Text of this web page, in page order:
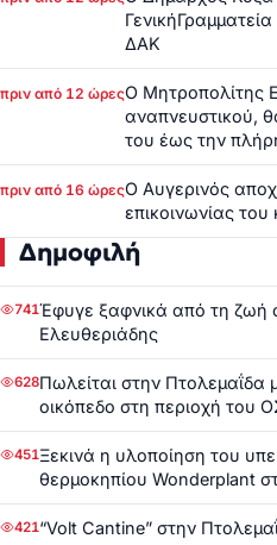
ΔΑΚ
πριν από 12 ώρεςΟ Μητροπολίτης
αναπνευστικού,
του έως την
πριν από 16 ώρεςΟ Αυγερινός
επικοινωνίας
Δημοφιλή
741Έφυγε ξαφνικά από τη ζωή
Ελευθεριάδης
628Πωλείται στην Πτολεμαΐδα
οικόπεδο στη περιοχή του
451Ξεκινά η υλοποίηση του
θερμοκηπίου Wonderplant
421“Volt Cantine” στην